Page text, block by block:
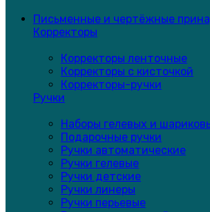
Письменные и чертёжные
Корректоры
Корректоры ленточные
Корректоры с кисточкой
Корректоры-ручки
Ручки
Наборы гелевых и
Подарочные ручки
Ручки автоматические
Ручки гелевые
Ручки детские
Ручки линеры
Ручки перьевые